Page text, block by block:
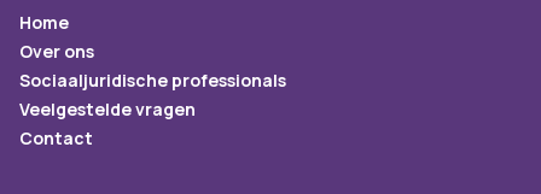
Home
Over ons
Sociaaljuridische professionals
Veelgestelde vragen
Contact